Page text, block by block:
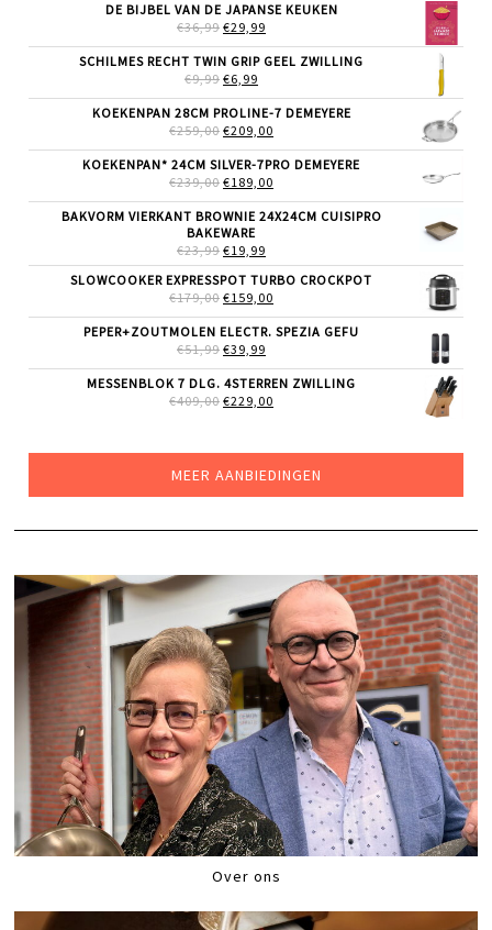
DE BIJBEL VAN DE JAPANSE KEUKEN
€36,99 OORSPRONKELIJKE
WAS:
€36,99.
€29,99
IS:
SCHILMES RECHT TWIN GRIP GEEL ZWILLING
€9,99 OORSPRONKELIJKE
WAS:
€9,99.
€6,99
IS:
€6,99.
KOEKENPAN 28CM PROLINE-7 DEMEYERE
€259,00 OORSPRONKELIJKE
WAS:
€259,00.
€209,00
IS:
KOEKENPAN* 24CM SILVER-7PRO DEMEYERE
€239,00 OORSPRONKELIJKE
WAS:
€239,00.
€189,00
IS:
BAKVORM VIERKANT BROWNIE 24X24CM CUISIPRO
BAKEWARE
€23,99 OORSPRONKELIJKE
PRIJS
WAS:
€23,99.
€19,99
PRIJS
IS:
€19,99.
SLOWCOOKER EXPRESSPOT TURBO CROCKPOT
€179,00 OORSPRONKELIJKE
WAS:
€179,00.
€159,00
IS:
PEPER+ZOUTMOLEN ELECTR. SPEZIA GEFU
€51,99 OORSPRONKELIJKE
WAS:
€51,99.
€39,99
IS:
€39,99.
MESSENBLOK 7 DLG. 4STERREN ZWILLING
€409,00 OORSPRONKELIJKE
€229,00
MEER AANBIEDINGEN
Over ons